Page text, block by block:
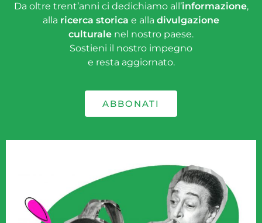
Da oltre trent’anni ci dedichiamo all’informazione,
alla ricerca storica e alla divulgazione
culturale nel nostro paese.
Sostieni il nostro impegno
e resta aggiornato.
ABBONATI